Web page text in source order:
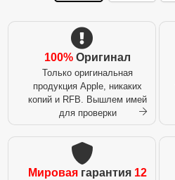
100% Оригинал
Только оригинальная
продукция Apple, никаких
копий и RFB. Вышлем имей
для проверки
Мировая гарантия 12